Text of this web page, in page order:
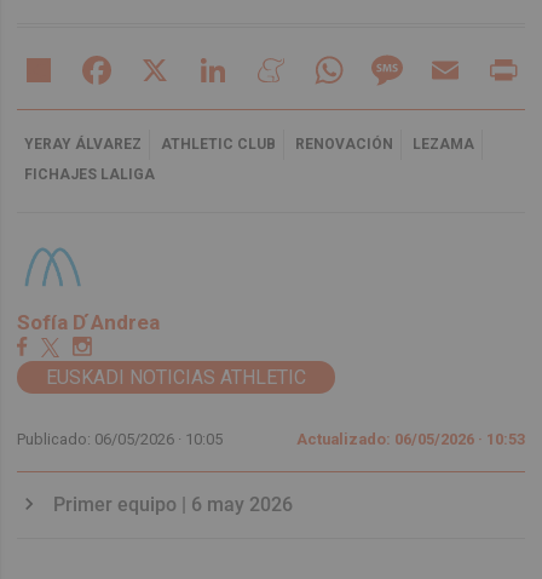
Share Facebook LinkedIn MeneameWhatsAppMessageEmail
YERAY ÁLVAREZ ATHLETIC CLUB RENOVACIÓN
LEZAMA
FICHAJES LALIGA
Sofía D ́Andrea
EUSKADI NOTICIAS ATHLETIC
Publicado: 06/05/2026 · 10:05 Actualizado: 06/05/2026 · 10:53
Primer equipo | 6 may 2026